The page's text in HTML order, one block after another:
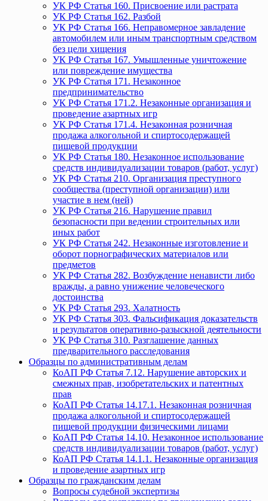
УК РФ Статья 160. Присвоение или растрата
УК РФ Статья 162. Разбой
УК РФ Статья 166. Неправомерное завладение
автомобилем или иным транспортным средством
без цели хищения
УК РФ Статья 167. Умышленные уничтожение
или повреждение имущества
УК РФ Статья 171. Незаконное
предпринимательство
УК РФ Статья 171.2. Незаконные организация и
проведение азартных игр
УК РФ Статья 171.4. Незаконная розничная
продажа алкогольной и спиртосодержащей
пищевой продукции
УК РФ Статья 180. Незаконное использование
средств индивидуализации товаров (работ, услуг)
УК РФ Статья 210. Организация преступного
сообщества (преступной организации) или
участие в нем (ней)
УК РФ Статья 216. Нарушение правил
безопасности при ведении строительных или
иных работ
УК РФ Статья 242. Незаконные изготовление и
оборот порнографических материалов или
предметов
УК РФ Статья 282. Возбуждение ненависти либо
вражды, а равно унижение человеческого
достоинства
УК РФ Статья 293. Халатность
УК РФ Статья 303. Фальсификация доказательств
и результатов оперативно-разыскной деятельности
УК РФ Статья 310. Разглашение данных
предварительного расследования
Образцы по административным делам
КоАП РФ Статья 7.12. Нарушение авторских и
смежных прав, изобретательских и патентных
прав
КоАП РФ Статья 14.17.1. Незаконная розничная
продажа алкогольной и спиртосодержащей
пищевой продукции физическими лицами
КоАП РФ Статья 14.10. Незаконное использование
средств индивидуализации товаров (работ, услуг)
КоАП РФ Статья 14.1.1. Незаконные организация
и проведение азартных игр
Образцы по гражданским делам
Вопросы судебной экспертизы